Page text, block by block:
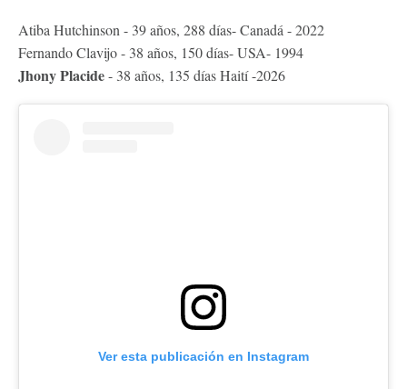
Atiba Hutchinson - 39 años, 288 días- Canadá - 2022
Fernando Clavijo - 38 años, 150 días- USA- 1994
Jhony Placide- 38 años, 135 días Haití -2026
Ver esta publicación en Instagram